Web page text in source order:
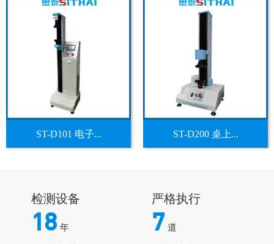
ST-D101 电子... ST-D200 桌上...
检测设备
18 年
严格执行
7 道